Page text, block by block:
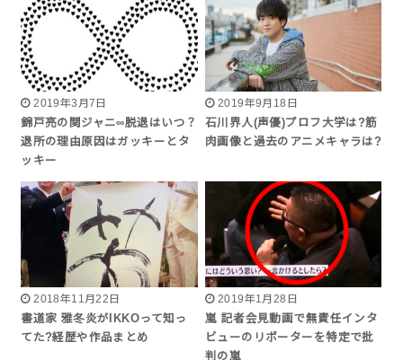
2019年3月7日
錦戸亮の関ジャニ∞脱退はいつ？
退所の理由原因はガッキーとタ
ッキー
2019年9月18日
石川界人(声優)プロフ大学は?筋
肉画像と過去のアニメキャラは?
2018年11月22日
書道家 雅冬炎がIKKOって知っ
てた?経歴や作品まとめ
2019年1月28日
嵐 記者会見動画で無責任インタ
ビューのリポーターを特定で批
判の嵐